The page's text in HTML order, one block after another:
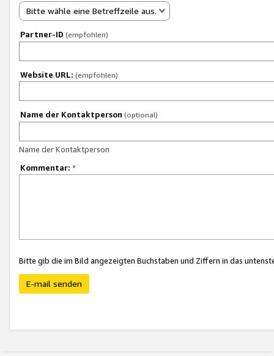
Bitte wähle eine Betreffzeile aus.
Partner-ID (empfohlen)
Website URL: (empfohlen)
Name der Kontaktperson (optional)
Name der Kontaktperson
Kommentar: *
Bitte gib die im Bild angezeigten Buchstaben und Ziffern in das
E-mail senden